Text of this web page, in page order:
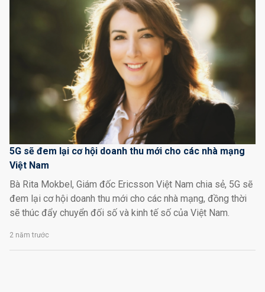
5G sẽ đem lại cơ hội doanh thu mới cho các nhà mạng
Việt Nam
Bà Rita Mokbel, Giám đốc Ericsson Việt Nam chia sẻ, 5G sẽ
đem lại cơ hội doanh thu mới cho các nhà mạng, đồng thời
sẽ thúc đẩy chuyển đối số và kinh tế số của Việt Nam.
2 năm trước